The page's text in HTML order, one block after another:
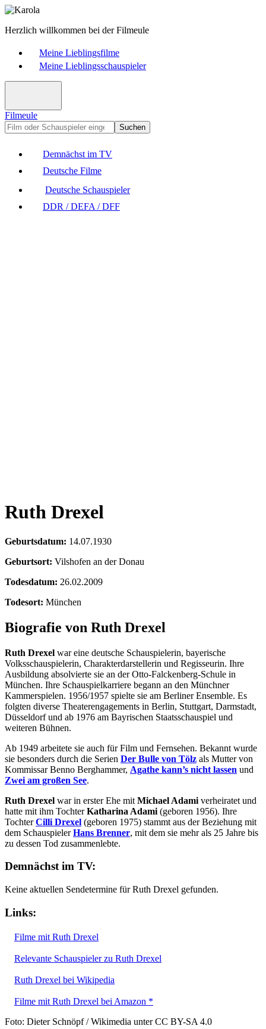
Herzlich willkommen bei der Filmeule
Meine Lieblingsfilme
Meine Lieblingsschauspieler
Filmeule
Suchen
Demnächst im TV
Deutsche Filme
Deutsche Schauspieler
DDR / DEFA / DFF
Ruth Drexel
Geburtsdatum: 14.07.1930
Geburtsort: Vilshofen an der Donau
Todesdatum: 26.02.2009
Todesort: München
Biografie von Ruth Drexel
Ruth Drexel war eine deutsche Schauspielerin, bayerische
Volksschauspielerin, Charakterdarstellerin und Regisseurin. Ihre
Ausbildung absolvierte sie an der Otto-Falckenberg-Schule in
München. Ihre Schauspielkarriere begann an den Münchner
Kammerspielen. 1956/1957 spielte sie am Berliner Ensemble. Es
folgten diverse Theaterengagements in Berlin, Stuttgart, Darmstadt,
Düsseldorf und ab 1976 am Bayrischen Staatsschauspiel und
weiteren Bühnen.
Ab 1949 arbeitete sie auch für Film und Fernsehen. Bekannt wurde
sie besonders durch die Serien Der Bulle von Tölz als Mutter von
Kommissar Benno Berghammer, Agathe kann’s nicht lassen und
Zwei am großen See.
Ruth Drexel war in erster Ehe mit Michael Adami verheiratet und
hatte mit ihm TochterKatharina Adami (geboren 1956). Ihre
TochterCilli Drexel (geboren 1975) stammt aus der Beziehung mit
dem SchauspielerHans Brenner, mit dem sie mehr als 25 Jahre bis
zu dessen Tod zusammenlebte.
Demnächst im TV:
Keine aktuellen Sendetermine für Ruth Drexel gefunden.
Links:
Filme mit Ruth Drexel
Relevante Schauspieler zu Ruth Drexel
Ruth Drexel bei Wikipedia
Filme mit Ruth Drexel bei Amazon *
Foto: Dieter Schnöpf / Wikimedia unter CC BY-SA 4.0